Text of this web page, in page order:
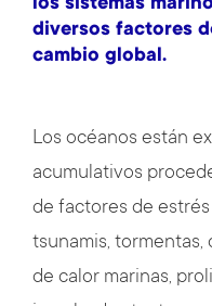
los sistemas
diversos factores
cambio global.
Los océanos están
acumulativos
de factores de
tsunamis, tormentas,
de calor marinas,